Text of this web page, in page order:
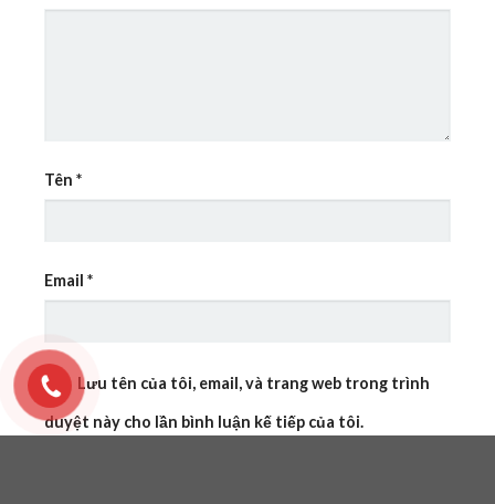
Tên *
Email *
Lưu tên của tôi, email, và trang web trong trình
duyệt này cho lần bình luận kế tiếp của tôi.